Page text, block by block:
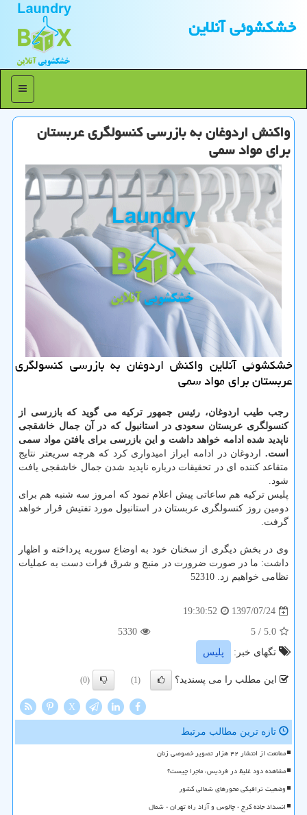
خشكشوئی آنلاین
منو
واكنش اردوغان به بازرسی كنسولگری عربستان
برای مواد سمی
خشكشوئی آنلاین واكنش اردوغان به بازرسی كنسولگری
عربستان برای مواد سمی
رجب طیب اردوغان، رئیس جمهور تركیه می گوید كه بازرسی از
كنسولگری عربستان سعودی در استانبول كه در آن جمال خاشقجی
ناپدید شده ادامه خواهد داشت و این بازرسی برای یافتن مواد سمی
است. اردوغان در ادامه ابراز امیدواری كرد كه هرچه سریعتر نتایج
متقاعد كننده ای در تحقیقات درباره ناپدید شدن جمال خاشقجی یافت
شود.
پلیس تركیه هم ساعاتی پیش اعلام نمود كه امروز سه شنبه هم برای
دومین روز كنسولگری عربستان در استانبول مورد تفتیش قرار خواهد
گرفت.
وی در بخش دیگری از سخنان خود به اوضاع سوریه پرداخته و اظهار
داشت: ما در صورت ضرورت در منبج و شرق فرات دست به عملیات
نظامی خواهیم زد. 52310
1397/07/24
19:30:52
5.0
/ 5
5330
تگهای خبر:
پلیس
این مطلب را می پسندید؟ (1)
(0)
X
تازه ترین مطالب مرتبط
ممانعت از انتشار ۴۲ هزار تصویر خصوصی زنان
مشاهده دود غلیظ در فردیس، ماجرا چیست؟
وضعیت ترافیکی محورهای شمالی کشور
انسداد جاده کرج - چالوس و آزاد راه تهران - شمال